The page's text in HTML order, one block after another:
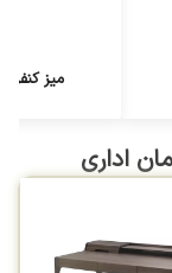
میز
اداری